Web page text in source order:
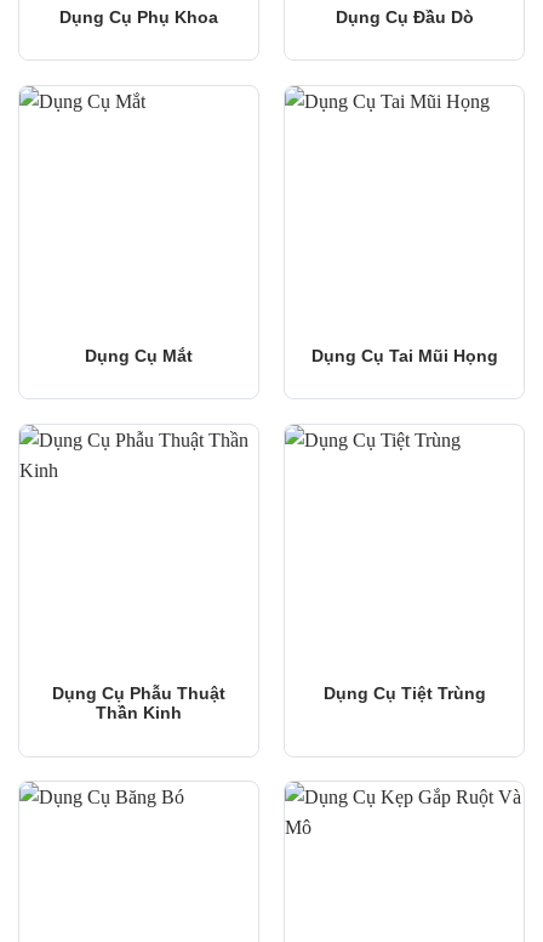
Dụng Cụ Phụ Khoa Dụng Cụ Đầu Dò
Dụng Cụ Mắt Dụng Cụ Tai Mũi Họng
Dụng Cụ Phẫu Thuật
Thần Kinh
Dụng Cụ Tiệt Trùng